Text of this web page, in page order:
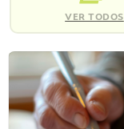
VER TODOS